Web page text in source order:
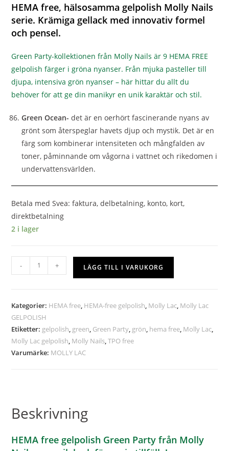
HEMA free, hälsosamma gelpolish Molly Nails
serie. Krämiga gellack med innovativ formel
och pensel.
Green Party-kollektionen från Molly Nails är 9 HEMA FREE
gelpolish färger i gröna nyanser. Från mjuka pasteller till
djupa, intensiva grön nyanser – här hittar du allt du
behöver för att ge din manikyr en unik karaktär och stil.
Green Ocean- det är en oerhört fascinerande nyans av
grönt som återspeglar havets djup och mystik. Det är en
färg som kombinerar intensiteten och mångfalden av
toner, påminnande om vågorna i vattnet och rikedomen i
undervattensvärlden.
Betala med Svea: faktura, delbetalning, konto, kort,
direktbetalning
2 i lager
- + LÄGG TILL I VARUKORG
Kategorier: HEMA free, HEMA-free gelpolish, Molly Lac, Molly Lac
GELPOLISH
Etiketter: gelpolish, green, Green Party, grön, hema free, Molly Lac,
Molly Lac gelpolish, Molly Nails,TPO free
Varumärke: MOLLY LAC
Beskrivning
HEMA free gelpolish Green Party från Molly